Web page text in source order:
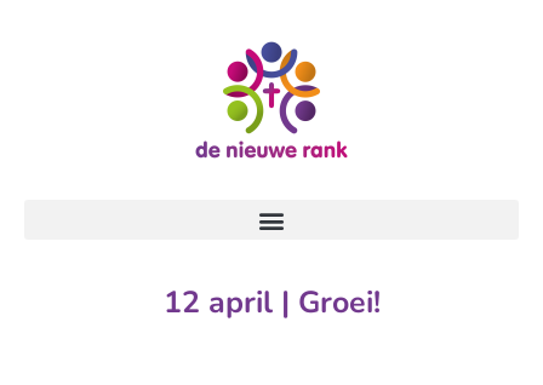
12 april | Groei!